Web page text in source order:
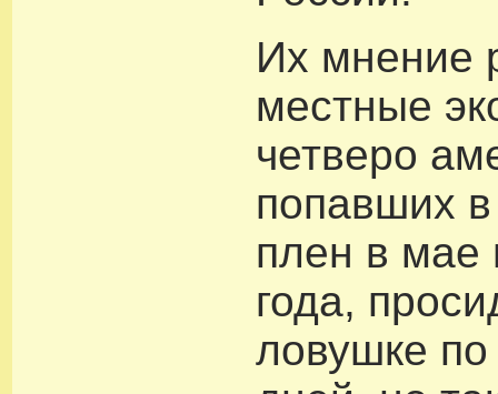
Их мнение
местные
четверо
попавших
плен в мае
года,
ловушке по